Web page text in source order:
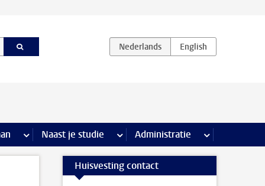
pagina’s
meer Stage & loopbaan pagina’s
Naast je studie meer Naast je studie pagina’s
Administratie meer
Huisvesting contact